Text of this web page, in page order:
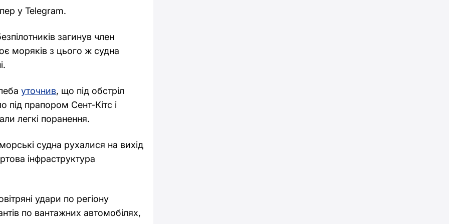
у Telegram.
загинув член
моряків з цього ж судна
уточнив, що під обстріл
під прапором Сент-Кітс і
легкі поранення.
судна рухалися на вихід
інфраструктура
удари по регіону
по вантажних автомобілях,